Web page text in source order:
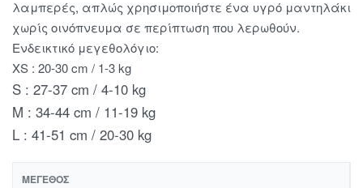
λαμπερές, απλώς χρησιμοποιήστε ένα υγρό μαντηλάκι
χωρίς οινόπνευμα σε περίπτωση που λερωθούν.
Ενδεικτικό μεγεθολόγιο:
XS : 20-30 cm / 1-3 kg
S : 27-37 cm / 4-10 kg
M : 34-44 cm / 11-19 kg
L : 41-51 cm / 20-30 kg
ΜΈΓΕΘΟΣ